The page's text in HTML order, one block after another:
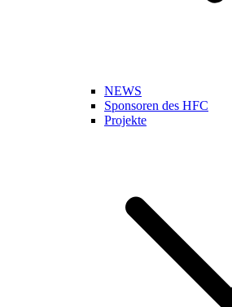
NEWS
Sponsoren des HFC
Projekte